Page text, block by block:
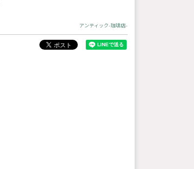
アンティック-珈琲店-